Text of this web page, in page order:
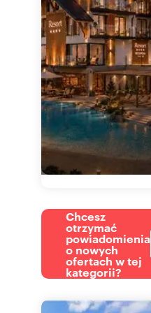
Chcesz
otrzymać
powiadomienia
o nowych
ofertach w tej
kategorii?